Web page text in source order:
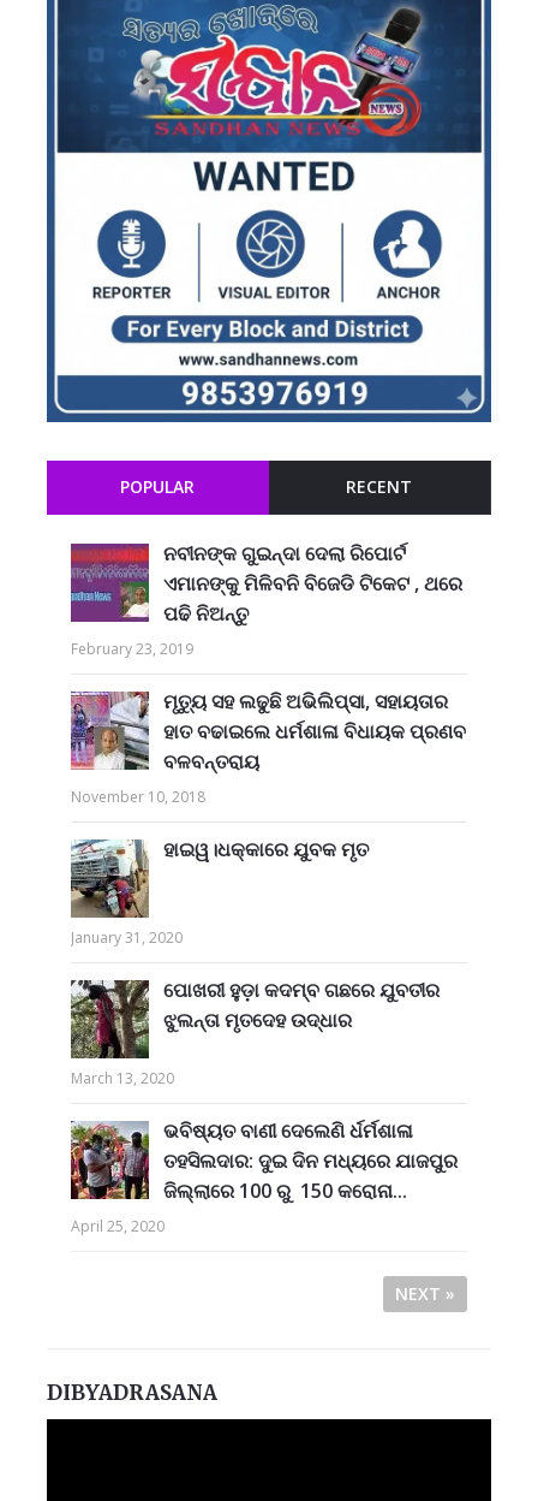
POPULAR RECENT
ନବୀନଙ୍କ ଗୁଇନ୍ଦା ଦେଲା ରିପୋର୍ଟ
ଏମାନଙ୍କୁ ମିଳିବନି ବିଜେଡି ଟିକେଟ , ଥରେ
ପଢି ନିଅନ୍ତୁ
February 23, 2019
ମୃତ୍ୟୁ ସହ ଲଢୁଛି ଅଭିଲିପ୍ସା, ସହାୟତାର
ହାତ ବଢାଇଲେ ଧର୍ମଶାଳା ବିଧାୟକ ପ୍ରଣବ
ବଳବନ୍ତରାୟ
November 10, 2018
ହାଇୱ।ଧକ୍କାରେ ଯୁବକ ମୃତ
January 31, 2020
ପୋଖରୀ ହୁଡ଼ା କଦମ୍ବ ଗଛରେ ଯୁବତୀର
ଝୁଲନ୍ତା ମୃତଦେହ ଉଦ୍ଧାର
March 13, 2020
ଭବିଷ୍ୟତ ବାଣୀ ଦେଲେଣି ର୍ଧର୍ମଶାଳା
ତହସିଲଦାର: ଦୁଇ ଦିନ ମଧ୍ୟରେ ଯାଜପୁର
ଜିଲ୍ଲାରେ 100 ରୁ 150 କରୋନା...
April 25, 2020
NEXT »
DIBYADRASANA